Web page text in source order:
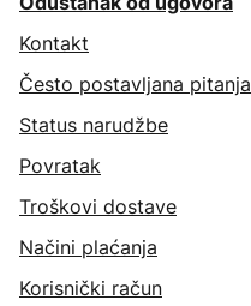
Kontakt
Često postavljana pitanja
Status narudžbe
Povratak
Troškovi dostave
Načini plaćanja
Korisnički račun